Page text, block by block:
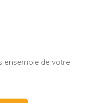
ensemble de votre